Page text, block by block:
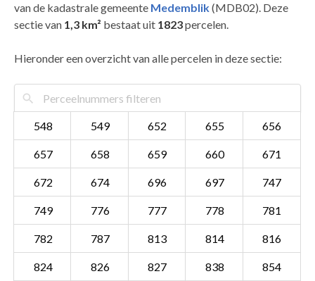
van de kadastrale gemeente Medemblik(MDB02). Deze
sectie van 1,3 km² bestaat uit 1823percelen.
Hieronder een overzicht van alle percelen in deze sectie:
548 549 652 655 656
657 658 659 660 671
672 674 696 697 747
749 776 777 778 781
782 787 813 814 816
824 826 827 838 854